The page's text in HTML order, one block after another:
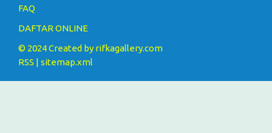
FAQ
DAFTAR ONLINE
© 2024 Created by rifkagallery.com
RSS | sitemap.xml